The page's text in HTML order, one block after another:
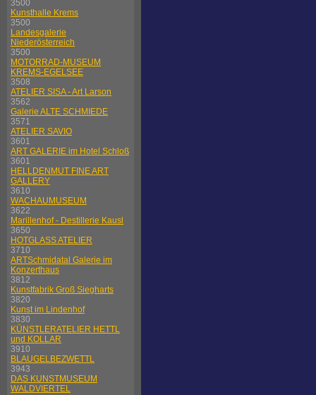
3500
Kunsthalle Krems
3500
Landesgalerie
Niederösterreich
3500
MOTORRAD-MUSEUM
KREMS-EGELSEE
3508
ATELIER SISA - Art Larson
3562
Galerie ALTE SCHMIEDE
3571
ATELIER SAVIO
3601
ART GALERIE im Hotel Schloß
3601
HELLDENMUT FINE ART
GALLERY
3610
WACHAUMUSEUM
3622
Marillenhof - Destillerie Kausl
3650
HOTGLASS ATELIER
3710
ARTSchmidatal Galerie im
Konzerthaus
3812
Kunstfabrik Groß Siegharts
3820
Kunst im Lindenhof
3830
KÜNSTLERATELIER HETTL
und KOLLAR
3910
BLAUGELBEZWETTL
3943
DAS KUNSTMUSEUM
WALDVIERTEL